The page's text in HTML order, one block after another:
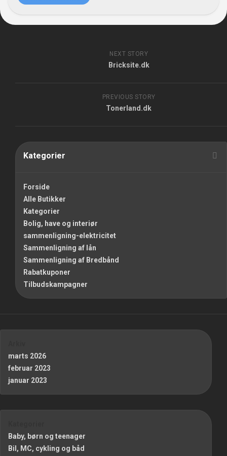
NEXT STORY
Bricksite.dk
PREVIOUS STORY
Tonerland.dk
Kategorier
Forside
Alle Butikker
Kategorier
Bolig, have og interiør
sammenligning-elektricitet
Sammenligning af lån
Sammenligning af Bredbånd
Rabatkuponer
Tilbudskampagner
marts 2026
februar 2023
januar 2023
Baby, børn og teenager
Bil, MC, cykling og båd